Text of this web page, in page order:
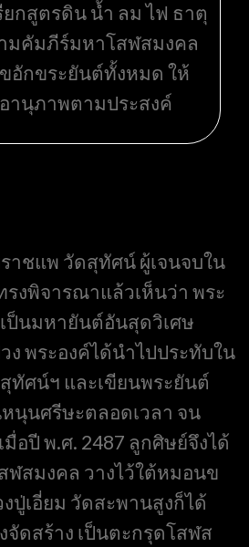
ยกสูตรดิน น้ำ ลม ไฟ ธาตุ
มคัมภีร์มหาโสฬสมงคล
อักขระยันต์ทั้งหมด ให้
านุภาพตามประสงค์
าชแพ วัดสุทัศน์ ผู้เจนจบใน
งพิจารณาแล้วเห็นว่า พระ
ป็นมหายันต์อันสุดวิเศษ
ง พระองค์ได้นำไปประทับใน
ทัศน์ฯ และเขียนพระยันต์
นุนศรีษะตลอดเวลา จน
อปี พ.ศ. 2487 ลูกศิษย์จึงได้
สมงคล วางไว้ใต้หมอนข
ปู่เอี่ยม วัดสะพานสูงก็ได้
ดสร้าง เป็นตะกรุดโสฬส